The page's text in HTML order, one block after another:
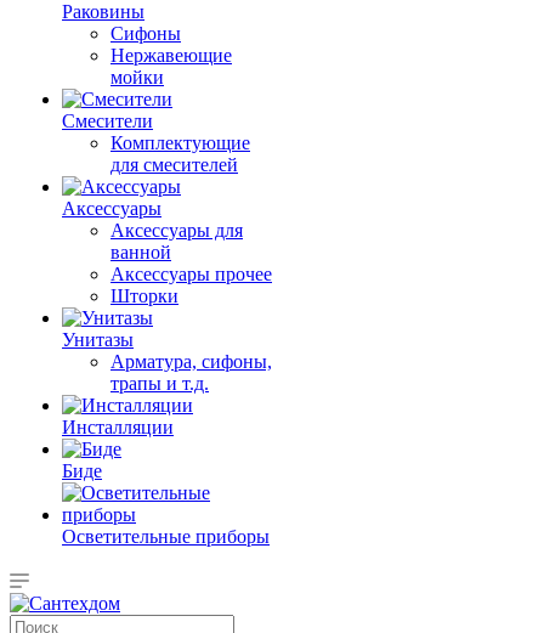
Раковины
Сифоны
Нержавеющие
мойки
Смесители
Комплектующие
для смесителей
Аксессуары
Аксессуары для
ванной
Аксессуары прочее
Шторки
Унитазы
Арматура, сифоны,
трапы и т.д.
Инсталляции
Биде
Осветительные приборы